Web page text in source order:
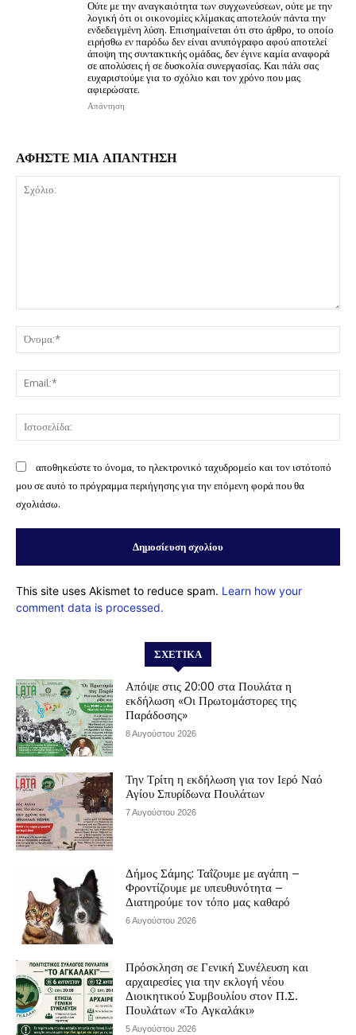
Ούτε με την αναγκαιότητα των συγχωνεύσεων, ούτε με την
λογική ότι οι οικονομίες κλίμακας αποτελούν πάντα την
ενδεδειγμένη λύση. Επισημαίνεται ότι στο άρθρο, το οποίο
ειρήσθω εν παρόδω δεν είναι ανυπόγραφο αφού αποτελεί
άποψη της συντακτικής ομάδας, δεν έγινε καμία αναφορά
σε απολύσεις ή σε δυσκολία συνεργασίας. Και πάλι σας
ευχαριστούμε για το σχόλιο και τον χρόνο που μας
αφιερώσατε.
Απάντηση
ΑΦΗΣΤΕ ΜΙΑ ΑΠΑΝΤΗΣΗ
αποθηκεύστε το όνομα, το ηλεκτρονικό ταχυδρομείο και τον ιστότοπό
μου σε αυτό το πρόγραμμα περιήγησης για την επόμενη φορά που θα
σχολιάσω.
This site uses Akismet to reduce spam. Learn how your
comment data is processed.
ΣΧΕΤΙΚΆ
Απόψε στις 20:00 στα Πουλάτα η
εκδήλωση «Οι Πρωτομάστορες της
Παράδοσης»
8 Αυγούστου 2026
Την Τρίτη η εκδήλωση για τον Ιερό Ναό
Αγίου Σπυρίδωνα Πουλάτων
7 Αυγούστου 2026
Δήμος Σάμης: Ταΐζουμε με αγάπη –
Φροντίζουμε με υπευθυνότητα –
Διατηρούμε τον τόπο μας καθαρό
6 Αυγούστου 2026
Πρόσκληση σε Γενική Συνέλευση και
αρχαιρεσίες για την εκλογή νέου
Διοικητικού Συμβουλίου στον Π.Σ.
Πουλάτων «Το Αγκαλάκι»
5 Αυγούστου 2026